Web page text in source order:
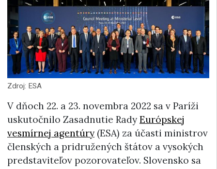
Zdroj: ESA
V dňoch 22. a 23. novembra 2022 sa v Paríži
uskutočnilo Zasadnutie RadyEurópskej
vesmírnej agentúry(ESA) za účasti ministrov
členských a pridružených štátov a vysokých
predstaviteľov pozorovateľov. Slovensko sa